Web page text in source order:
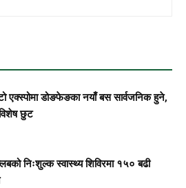
एक्स्पोमा डोङफेङका नयाँ बस सार्वजनिक हुने,
छुट
निःशुल्क स्वास्थ्य शिविरमा १५० बढी